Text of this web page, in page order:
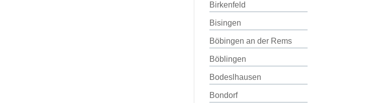
Birkenfeld
Bisingen
Böbingen an der Rems
Böblingen
Bodeslhausen
Bondorf